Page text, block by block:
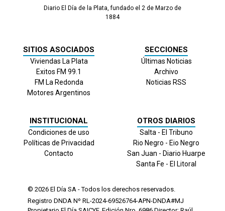
Diario El Día de la Plata, fundado el 2 de Marzo de
1884
SITIOS ASOCIADOS
Viviendas La Plata
Exitos FM 99.1
FM La Redonda
Motores Argentinos
SECCIONES
Últimas Noticias
Archivo
Noticias RSS
INSTITUCIONAL
Condiciones de uso
Políticas de Privacidad
Contacto
OTROS DIARIOS
Salta - El Tribuno
Rio Negro - Eio Negro
San Juan - Diario Huarpe
Santa Fe - El Litoral
© 2026 El Día SA - Todos los derechos reservados.
Registro DNDA Nº RL-2024-69526764-APN-DNDA#MJ